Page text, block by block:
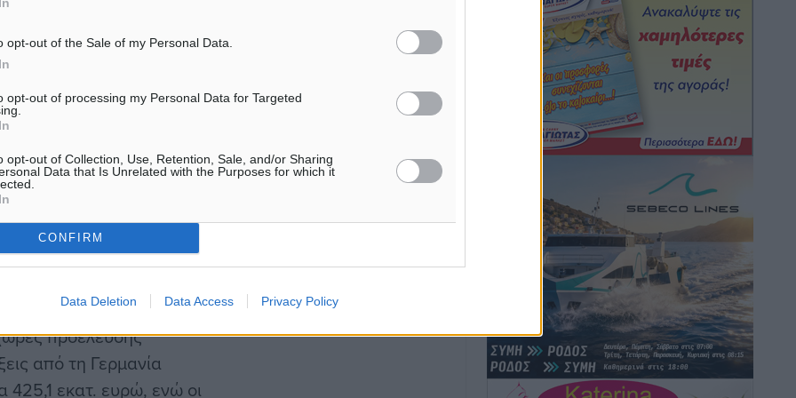
opt-out of the Sale of my Personal Data.
opt-out of processing my Personal Data for Targeted
opt-out of Collection, Use, Retention, Sale, and/or Sharing
Data that Is Unrelated with the Purposes for which it
CONFIRM
Data Deletion Data Access Privacy Policy
μήνα του 2023,
χωρών που
ευρώ, Μάιος 2023:
της ΕΕ-27 είναι
κατοίκους των χωρών
εκατ. ευρώ, Μάιος
από κατοίκους των
οποίες διαμορφώθηκαν
προέλευσης
από τη Γερμανία
425,1 εκατ. ευρώ, ενώ οι
Εθνική Ανδρών: Ραντεβού στο Telekom
Center Athens
Αθλητικά• πριν 2 ώρες
ΕΠΟ: Απέσυρε τη στήριξή της στην
υποψηφιότητα του Ινφαντίνο
Φοίβος Κω: Το «ευχαριστώ» για το 9ο
Kos 3X3 Basketball Festival
Αθλητικά• πριν 2 ώρες
6ο Kalymnos 3X3: Ολοκληρώθηκε με
μεγάλη επιτυχία, νικητές οι VAR!
Αθλητικά• πριν 2 ώρες